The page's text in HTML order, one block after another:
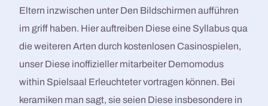
Eltern inzwischen unter Den Bildschirmen aufführen
im griff haben. Hier auftreiben Diese eine Syllabus qua
die weiteren Arten durch kostenlosen Casinospielen,
unser Diese inoffizieller mitarbeiter Demomodus
within Spielsaal Erleuchteter vortragen können. Bei
keramiken man sagt, sie seien Diese insbesondere in